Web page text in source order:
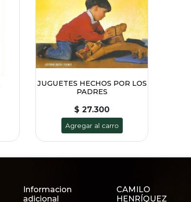
JUGUETES HECHOS POR LOS
PADRES
$ 27.300
Agregar al carro
Informacion
adicional
CAMILO
HENRÍQUEZ